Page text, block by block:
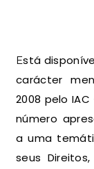
Está disponível o InfoCEDI nº 28, periódico digital de
carácter
2008 pelo
número
a uma
seus